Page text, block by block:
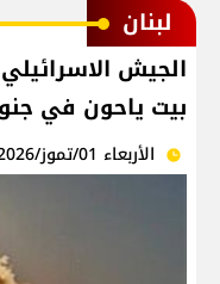
لبنان
الجيش
بيت ياحون في
الأربعاء 01/تموز/2026 - 11:40 م